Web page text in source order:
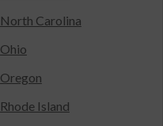
North Carolina
Ohio
Oregon
Rhode Island